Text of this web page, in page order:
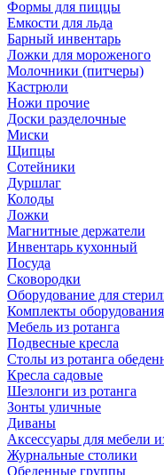
Формы для пиццы
Емкости для льда
Барный инвентарь
Ложки для мороженого
Молочники (питчеры)
Кастрюли
Ножи прочие
Доски разделочные
Миски
Щипцы
Сотейники
Дуршлаг
Колоды
Ложки
Магнитные держатели
Инвентарь кухонный
Посуда
Сковородки
Оборудование для
Комплекты оборудования
Мебель из ротанга
Подвесные кресла
Столы из ротанга
Кресла садовые
Шезлонги из ротанга
Зонты уличные
Диваны
Аксессуары для мебели
Журнальные столики
Обеденные группы